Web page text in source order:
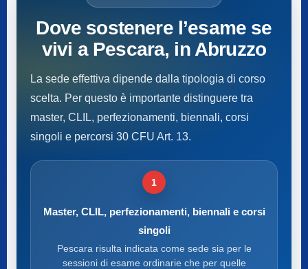
Dove sostenere l’esame se
vivi a Pescara, in Abruzzo
La sede effettiva dipende dalla tipologia di corso
scelta. Per questo è importante distinguere tra
master, CLIL, perfezionamenti, biennali, corsi
singoli e percorsi 30 CFU Art. 13.
1
Master, CLIL, perfezionamenti, biennali e corsi
singoli
Pescara risulta indicata come sede sia per le
sessioni di esame ordinarie che per quelle